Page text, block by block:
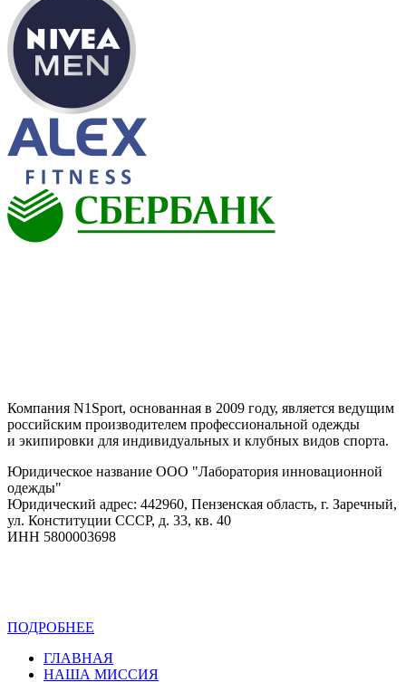
Компания N1Sport, основанная в 2009 году, является ведущим
российским производителем профессиональной одежды
и экипировки для индивидуальных и клубных видов спорта.
Юридическое название ООО "Лаборатория инновационной
одежды"
Юридический адрес: 442960, Пензенская область, г. Заречный,
ул. Конституции СССР, д. 33, кв. 40
ИНН 5800003698
ПОДРОБНЕЕ
ГЛАВНАЯ
НАША МИССИЯ